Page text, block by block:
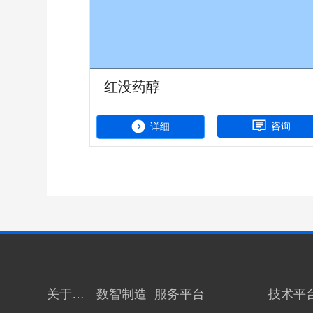
红没药醇
详细 咨询
关于科
数智制造 服务平台 技术平